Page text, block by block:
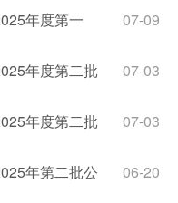
年度第一
07-09
年度第二批
07-03
年度第二批
07-03
年第二批公
06-20